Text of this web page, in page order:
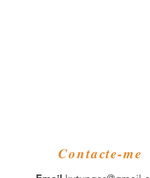
Contacte-me